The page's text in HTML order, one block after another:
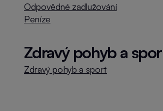
Odpovědné zadlužování
Peníze
Zdravý pohyb a
Zdravý pohyb a sport